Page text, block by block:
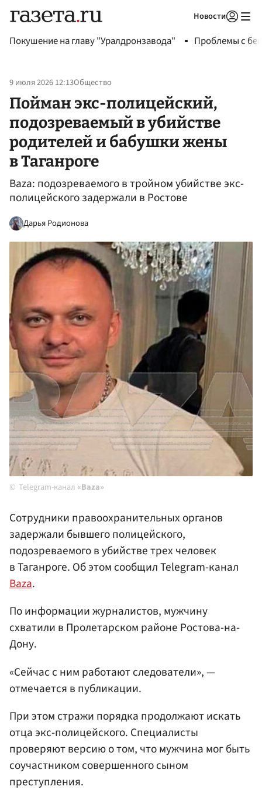
Новости
Покушение на главу "Уралдронзавода" Проблемы с
9 июля 2026 12:13Общество
Пойман экс-полицейский,
подозреваемый в убийстве
родителей и бабушки жены
в Таганроге
Baza: подозреваемого в тройном убийстве экс-
полицейского задержали в Ростове
Дарья Родионова
Telegram-канал «Baza»
Сотрудники правоохранительных органов
задержали бывшего полицейского,
подозреваемого в убийстве трех человек
в Таганроге. Об этом сообщил Telegram-канал
Baza.
По информации журналистов, мужчину
схватили в Пролетарском районе Ростова-на-
Дону.
«Сейчас с ним работают следователи», —
отмечается в публикации.
При этом стражи порядка продолжают искать
отца экс-полицейского. Специалисты
проверяют версию о том, что мужчина мог быть
соучастником совершенного сыном
преступления.